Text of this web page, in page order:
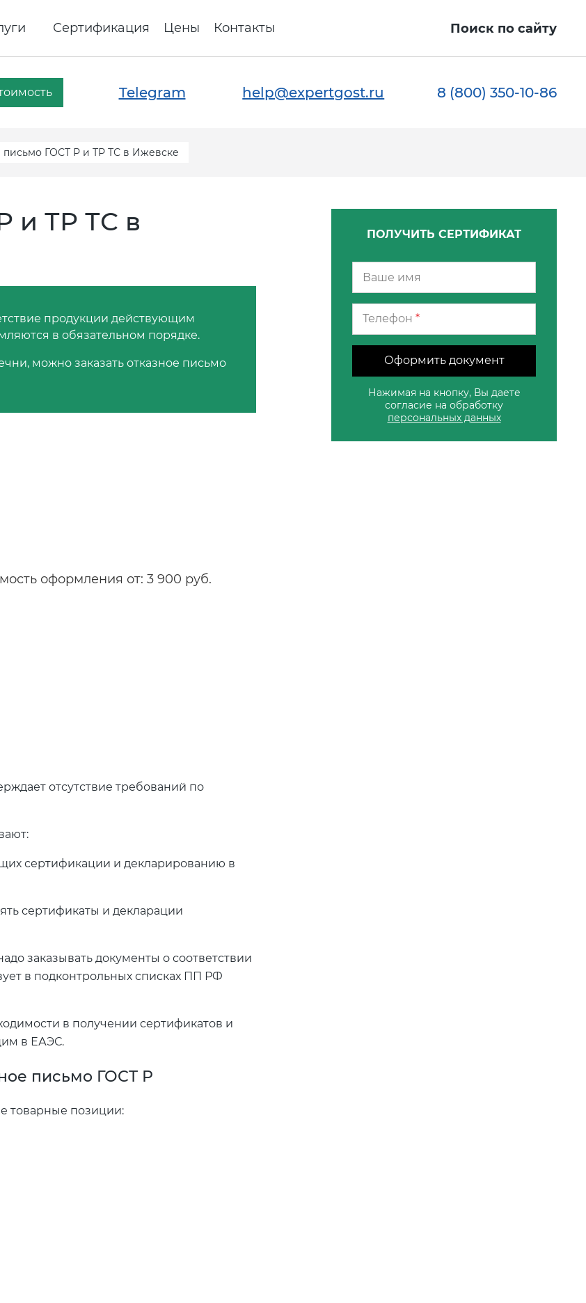
Сертификация Цены Контакты Поиск по сайту
Telegram help@expertgost.ru 8 (800) 350-10-86
письмо ГОСТ Р и ТР ТС в Ижевске
и ТР ТС в
продукции действующим
в обязательном порядке.
можно заказать отказное письмо
оформления от: 3 900 руб.
отсутствие требований по
сертификации и декларированию в
сертификаты и декларации
заказывать документы о соответствии
в подконтрольных списках ПП РФ
в получении сертификатов и
в ЕАЭС.
письмо ГОСТ Р
товарные позиции:
ПОЛУЧИТЬ СЕРТИФИКАТ
Телефон *
Оформить документ
Нажимая на кнопку, Вы даете
согласие на обработку
персональных данных